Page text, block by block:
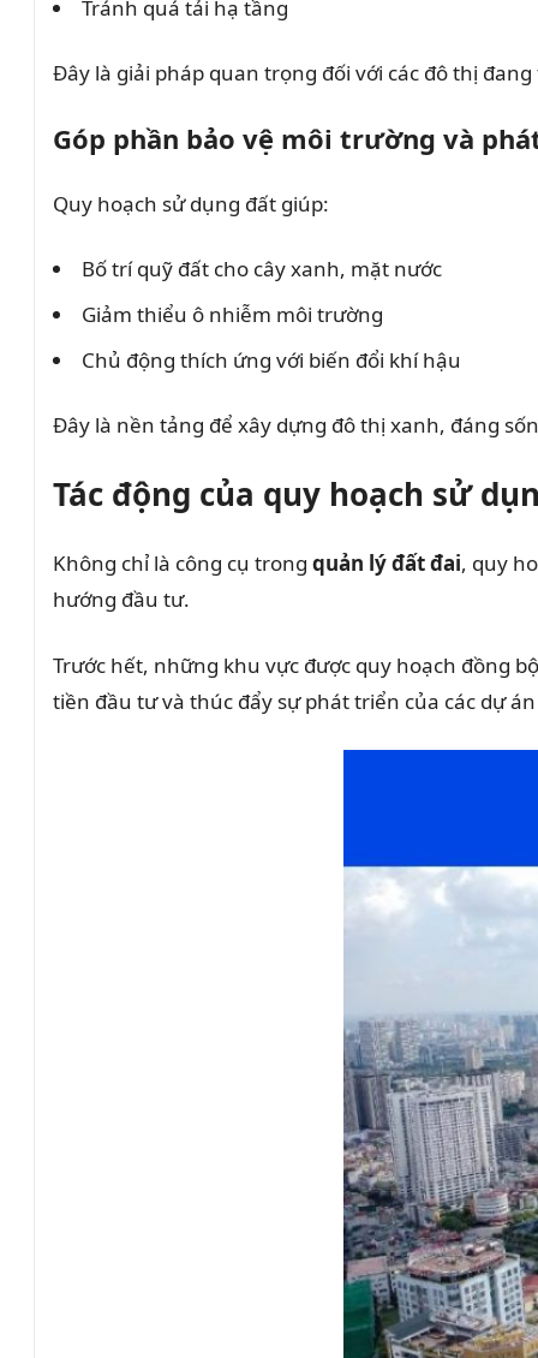
Tránh quá tải hạ tầng
Đây là giải pháp quan trọng đối với các đô thị
Góp phần bảo vệ môi trường và
Quy hoạch sử dụng đất giúp:
Bố trí quỹ đất cho cây xanh, mặt nước
Giảm thiểu ô nhiễm môi trường
Chủ động thích ứng với biến đổi khí hậu
Đây là nền tảng để xây dựng đô thị xanh, đáng
Tác động của quy hoạch sử
Không chỉ là công cụ trong quản lý đất đai, quy
hướng đầu tư.
Trước hết, những khu vực được quy hoạch đồng
tiền đầu tư và thúc đẩy sự phát triển của các dự